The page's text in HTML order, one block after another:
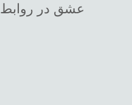
عشق در روابط